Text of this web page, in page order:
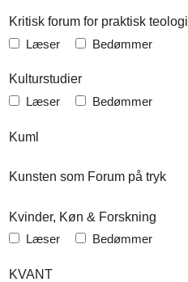
Kritisk forum for praktisk teologi
Læser Bedømmer
Kulturstudier
Læser Bedømmer
Kuml
Kunsten som Forum på tryk
Kvinder, Køn & Forskning
Læser Bedømmer
KVANT